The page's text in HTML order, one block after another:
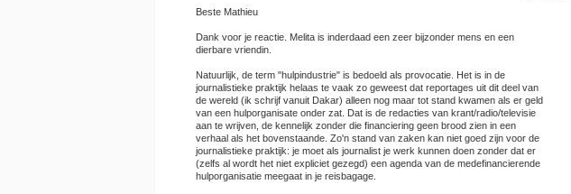
Beste Mathieu
Dank voor je reactie. Melita is inderdaad een zeer bijzonder mens en een
dierbare vriendin.
Natuurlijk, de term "hulpindustrie" is bedoeld als provocatie. Het is in de
journalistieke praktijk helaas te vaak zo geweest dat reportages uit dit deel van
de wereld (ik schrijf vanuit Dakar) alleen nog maar tot stand kwamen als er geld
van een hulporganisate onder zat. Dat is de redacties van krant/radio/televisie
aan te wrijven, de kennelijk zonder die financiering geen brood zien in een
verhaal als het bovenstaande. Zo'n stand van zaken kan niet goed zijn voor de
journalistieke praktijk: je moet als journalist je werk kunnen doen zonder dat er
(zelfs al wordt het niet expliciet gezegd) een agenda van de medefinancierende
hulporganisatie meegaat in je reisbagage.